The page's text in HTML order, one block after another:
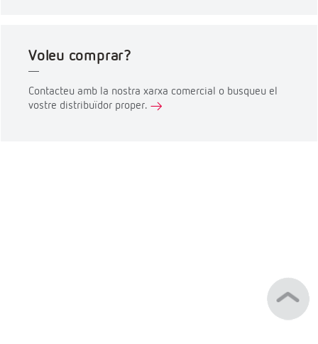
Voleu comprar?
Contacteu amb la nostra xarxa comercial o busqueu el
vostre distribuïdor proper.